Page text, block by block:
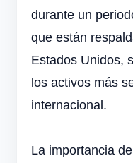
durante un
que están
Estados Unidos,
los activos más
internacional.
La importancia